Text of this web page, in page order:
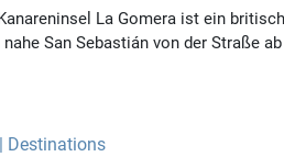
La Gomera ist ein
San Sebastián von der Straße
Destinations